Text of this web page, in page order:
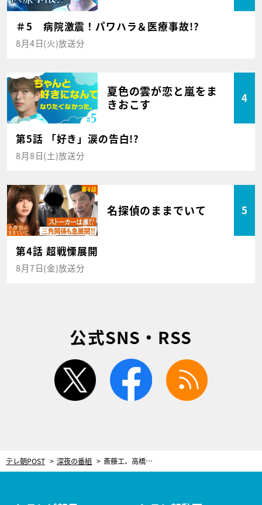
＃5 病院激震！パワハラ＆医療事故!?
8月4日(火)放送分
夏色の雲が恋と嵐をま
きおこす
4
第5話 「好き」涙の告白!?
8月8日(土)放送分
名探偵のままでいて 5
第4話 超戦慄展開
8月7日(金)放送分
公式SNS・RSS
twitter facebook
テレ朝POST 深夜の番組 斎藤工、高橋一生＆滝藤賢一に何度も「あ、抱かれたい」と思った＜東京独身男子＞